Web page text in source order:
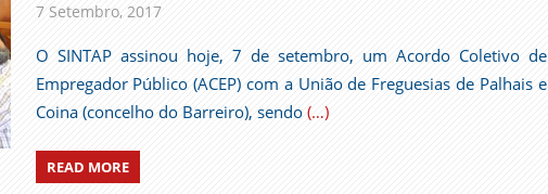
7 Setembro, 2017admin
Comunicados
O SINTAP assinou hoje, 7 de setembro, um Acordo Coletivo de
Empregador Público (ACEP) com a União de Freguesias de Palhais e
Coina (concelho do Barreiro), sendo (…)
READ MORE